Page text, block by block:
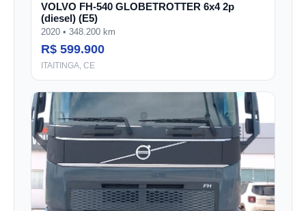
VOLVO FH-540 GLOBETROTTER 6x4 2p
(diesel) (E5)
2020 • 348.200 km
R$ 599.900
ITAITINGA, CE